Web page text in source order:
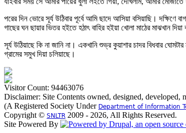
পরের দিন ভোরে সূর্য উঠিবার পূর্বে আমি ছাদে আসিয়া বসিয়াছি। দক্ষিণে
গাছের ঘন ছায়ার ভিতর হইতে হঠাৎ বাহির হইয়া খোলা মাঠের মাঝখান
সূর্য উঠিয়াছে কি না জানি না। একখানি শুভ্র কুয়াশার চাদর বিধবার
গ্রামের সমুখ দিয়া চলিয়াছে।
Visitor Count: 94463076
Disclaimer: Site Contents owned, designed, developed,
(A Registered Society Under Department of Information
Copyright © SNLTR 2009 - 2026, All Rights Reserved.
Site Powered By